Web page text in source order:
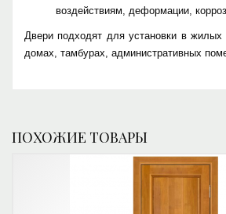
воздействиям, деформации,
Двери подходят для установки в жилых
домах, тамбурах, административных
ПОХОЖИЕ ТОВАРЫ